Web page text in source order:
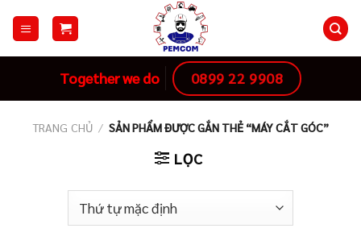
Together we do 0899 22 9908
TRANG CHỦ / SẢN PHẨM ĐƯỢC GẮN THẺ “MÁY CẮT GÓC”
LỌC